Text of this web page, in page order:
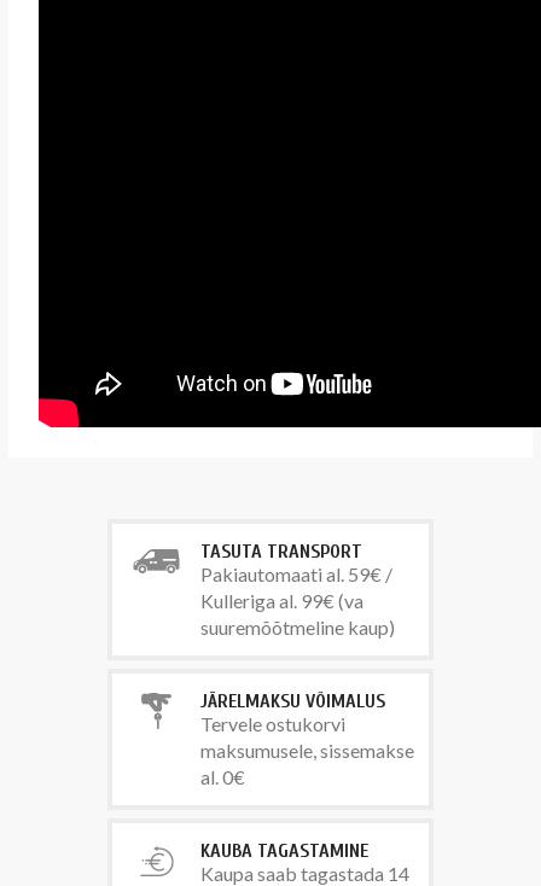
TASUTA TRANSPORT
Pakiautomaati al. 59€ /
Kulleriga al. 99€ (va
suuremõõtmeline kaup)
JÄRELMAKSU VÕIMALUS
Tervele ostukorvi
maksumusele, sissemakse
al. 0€
KAUBA TAGASTAMINE
Kaupa saab tagastada 14